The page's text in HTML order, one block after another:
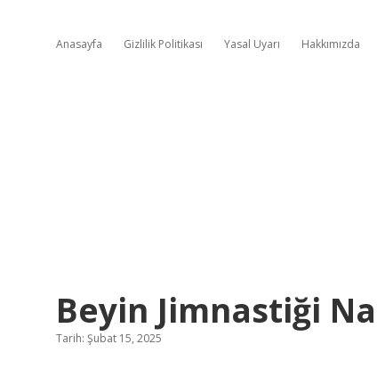
Anasayfa Gizlilik Politikası Yasal Uyarı Hakkımızda
Beyin Jimnastiği
Tarih: Şubat 15, 2025